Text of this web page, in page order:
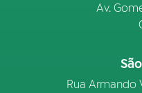
Av.
Rua Armando